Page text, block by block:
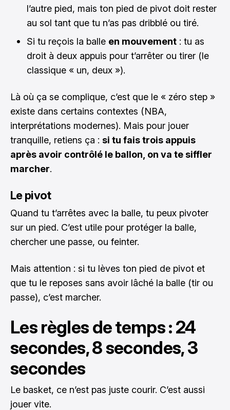
l’autre pied, mais ton pied de pivot doit rester
au sol tant que tu n’as pas dribblé ou tiré.
Si tu reçois la balle en mouvement : tu as
droit à deux appuis pour t’arrêter ou tirer (le
classique « un, deux »).
Là où ça se complique, c’est que le « zéro step »
existe dans certains contextes (NBA,
interprétations modernes). Mais pour jouer
tranquille, retiens ça : si tu fais trois appuis
après avoir contrôlé le ballon, on va te siffler
marcher.
Le pivot
Quand tu t’arrêtes avec la balle, tu peux pivoter
sur un pied. C’est utile pour protéger la balle,
chercher une passe, ou feinter.
Mais attention : si tu lèves ton pied de pivot et
que tu le reposes sans avoir lâché la balle (tir ou
passe), c’est marcher.
Les règles de temps : 24
secondes, 8 secondes, 3
secondes
Le basket, ce n’est pas juste courir. C’est aussi
jouer vite.